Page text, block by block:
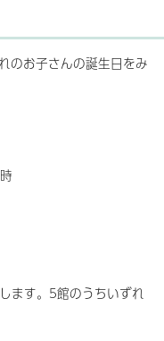
のお子さんの誕生日をみ
ます。5館のうちいずれ